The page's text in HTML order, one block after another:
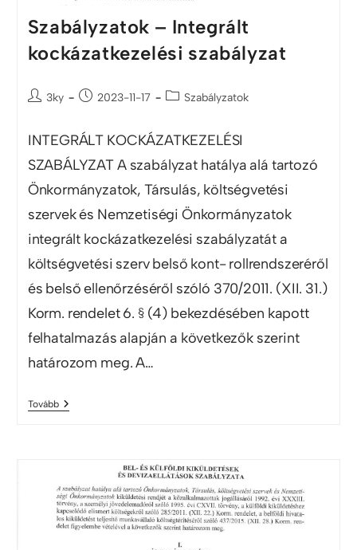
Szabályzatok – Integrált
kockázatkezelési szabályzat
3ky 2023-11-17 Szabályzatok
INTEGRÁLT KOCKÁZATKEZELÉSI
SZABÁLYZAT A szabályzat hatálya alá tartozó
Önkormányzatok, Társulás, költségvetési
szervek és Nemzetiségi Önkormányzatok
integrált kockázatkezelési szabályzatát a
költségvetési szerv belső kont- rollrendszeréről
és belső ellenőrzéséről szóló 370/2011. (XII. 31.)
Korm. rendelet 6. § (4) bekezdésében kapott
felhatalmazás alapján a következők szerint
határozom meg. A…
Tovább